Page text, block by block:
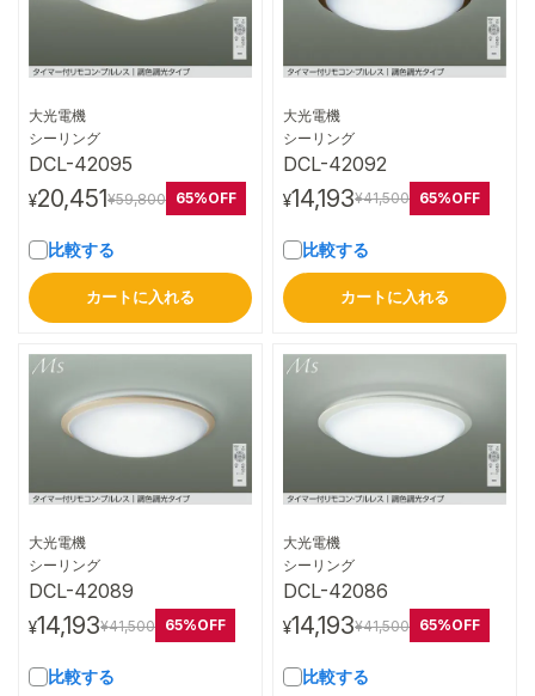
大光電機
シーリング
DCL-42095
¥20,451¥59,800 65%OFF
比較する
カートに入れる
大光電機
シーリング
DCL-42092
¥14,193¥41,500 65%OFF
比較する
カートに入れる
大光電機
シーリング
DCL-42089
¥14,193¥41,500 65%OFF
比較する
大光電機
シーリング
DCL-42086
¥14,193¥41,500 65%OFF
比較する